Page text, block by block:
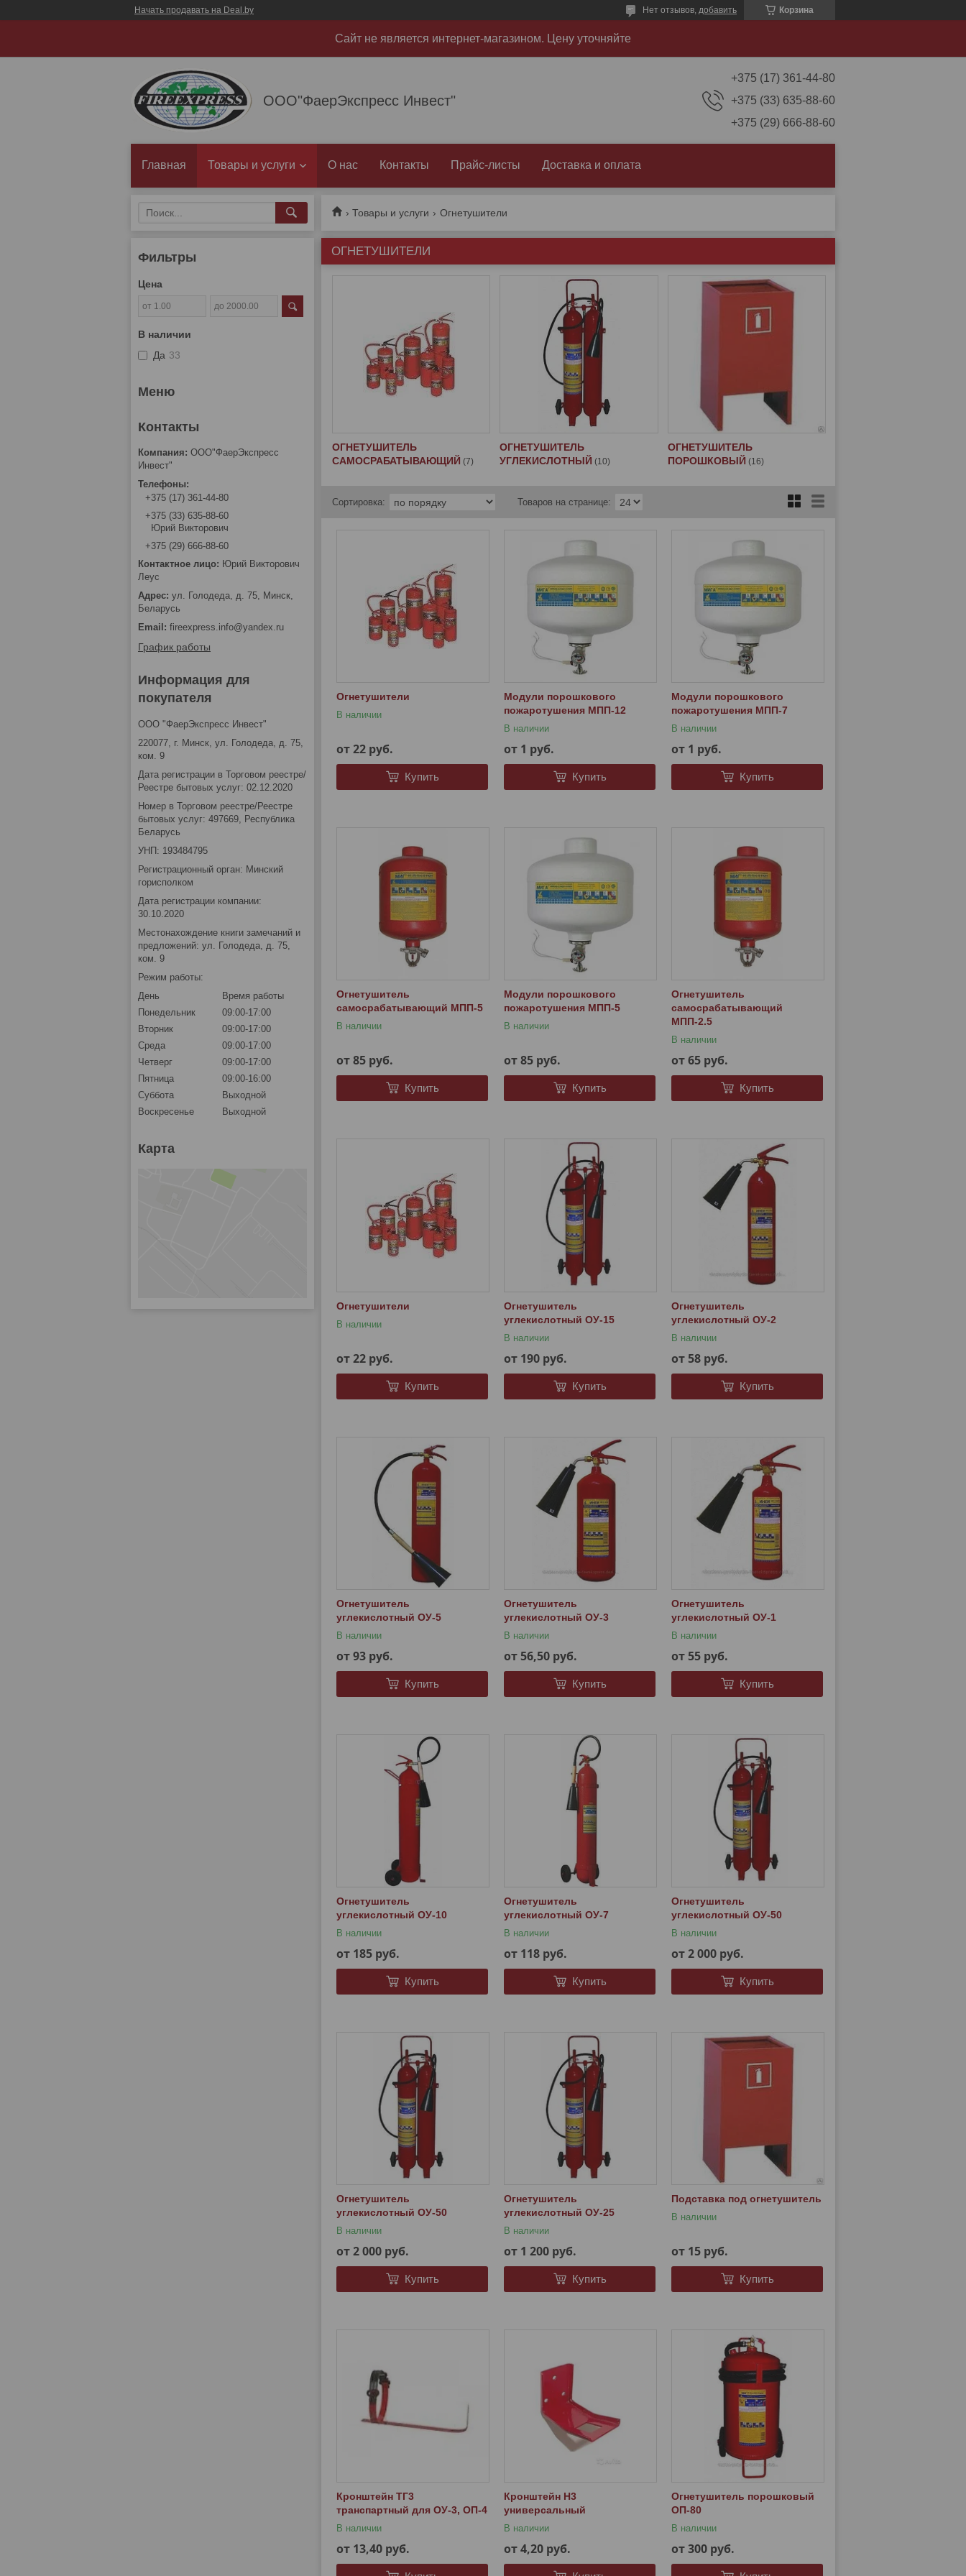
Начать продавать на Deal.by Корзина
Нет отзывов, добавить
Сайт не является интернет-магазином. Цену уточняйте
ООО"ФаерЭкспресс Инвест"
+375 (17) 361-44-80
+375 (33) 635-88-60
+375 (29) 666-88-60
Главная Товары и услуги О нас Контакты Прайс-листы Доставка и оплата
Товары и услуги Огнетушители
ОГНЕТУШИТЕЛИ
ОГНЕТУШИТЕЛЬ
САМОСРАБАТЫВАЮЩИЙ 7
ОГНЕТУШИТЕЛЬ
УГЛЕКИСЛОТНЫЙ
10
ОГНЕТУШИТЕЛЬ
ПОРОШКОВЫЙ 16
Огнетушители
В наличии
от 22 руб.
Купить
Модули порошкового
пожаротушения МПП-12
В наличии
от 1 руб.
Купить
Модули порошкового
пожаротушения МПП-7
В наличии
от 1 руб.
Купить
Огнетушитель
самосрабатывающий МПП-5
В наличии
от 85 руб.
Купить
Модули порошкового
пожаротушения МПП-5
В наличии
от 85 руб.
Купить
Огнетушитель
самосрабатывающий
МПП-2.5
В наличии
от 65 руб.
Купить
Огнетушители
В наличии
от 22 руб.
Купить
Огнетушитель
углекислотный ОУ-15
В наличии
от 190 руб.
Купить
Огнетушитель
углекислотный ОУ-2
В наличии
от 58 руб.
Купить
Огнетушитель
углекислотный ОУ-5
В наличии
от 93 руб.
Купить
Огнетушитель
углекислотный ОУ-3
В наличии
от 56,50 руб.
Купить
Огнетушитель
углекислотный ОУ-1
В наличии
от 55 руб.
Купить
Огнетушитель
углекислотный ОУ-10
В наличии
от 185 руб.
Купить
Огнетушитель
углекислотный ОУ-7
В наличии
от 118 руб.
Купить
Огнетушитель
углекислотный ОУ-50
В наличии
от 2 000 руб.
Купить
Огнетушитель
углекислотный ОУ-50
В наличии
от 2 000 руб.
Купить
Огнетушитель
углекислотный ОУ-25
В наличии
от 1 200 руб.
Купить
Подставка под огнетушитель
В наличии
от 15 руб.
Купить
Кронштейн ТГ3
транспартный для ОУ-3, ОП-4
В наличии
от 13,40 руб.
Кронштейн Н3
универсальный
В наличии
от 4,20 руб.
Огнетушитель порошковый
ОП-80
В наличии
от 300 руб.
Фильтры
Цена
В наличии
Да 33
ООО"ФаерЭкспресс
Инвест"
+375 (17) 361-44-80
+375 (33) 635-88-60
Юрий Викторович
+375 (29) 666-88-60
Юрий Викторович
Леус
ул. Голодеда, д. 75, Минск,
Беларусь
fireexpress.info@yandex.ru
График работы
Информация для
покупателя
ООО "ФаерЭкспресс Инвест"
220077, г. Минск, ул. Голодеда, д. 75,
ком. 9
Дата регистрации в Торговом реестре/
Реестре бытовых услуг: 02.12.2020
Номер в Торговом реестре/Реестре
бытовых услуг: 497669, Республика
Беларусь
УНП: 193484795
Регистрационный орган: Минский
горисполком
Дата регистрации компании:
30.10.2020
Местонахождение книги замечаний и
предложений: ул. Голодеда, д. 75,
ком. 9
Режим работы:
День
Время работы
Понедельник
09:00-17:00
Вторник
09:00-17:00
Среда
09:00-17:00
Четверг
09:00-17:00
Пятница
09:00-16:00
Суббота
Выходной
Воскресенье
Выходной
Карта